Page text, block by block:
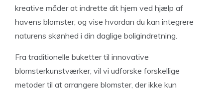
kreative måder at indrette dit hjem ved hjælp af
havens blomster, og vise hvordan du kan integrere
naturens skønhed i din daglige boligindretning.
Fra traditionelle buketter til innovative
blomsterkunstværker, vil vi udforske forskellige
metoder til at arrangere blomster, der ikke kun